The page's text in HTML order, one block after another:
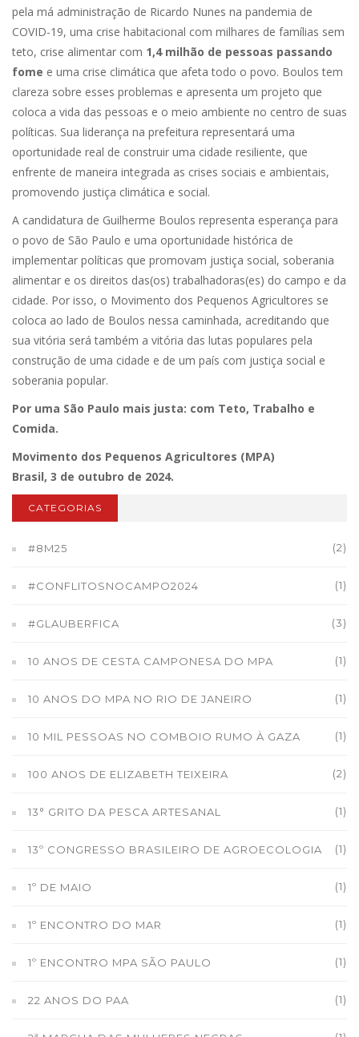
pela má administração de Ricardo Nunes na pandemia de
COVID-19, uma crise habitacional com milhares de famílias sem
teto, crise alimentar com 1,4 milhão de pessoas passando
fome e uma crise climática que afeta todo o povo. Boulos tem
clareza sobre esses problemas e apresenta um projeto que
coloca a vida das pessoas e o meio ambiente no centro de suas
políticas. Sua liderança na prefeitura representará uma
oportunidade real de construir uma cidade resiliente, que
enfrente de maneira integrada as crises sociais e ambientais,
promovendo justiça climática e social.
A candidatura de Guilherme Boulos representa esperança para
o povo de São Paulo e uma oportunidade histórica de
implementar políticas que promovam justiça social, soberania
alimentar e os direitos das(os) trabalhadoras(es) do campo e da
cidade. Por isso, o Movimento dos Pequenos Agricultores se
coloca ao lado de Boulos nessa caminhada, acreditando que
sua vitória será também a vitória das lutas populares pela
construção de uma cidade e de um país com justiça social e
soberania popular.
Por uma São Paulo mais justa: com Teto, Trabalho e
Comida.
Movimento dos Pequenos Agricultores (MPA)
Brasil, 3 de outubro de 2024.
CATEGORIAS
#8M25 (2)
#CONFLITOSNOCAMPO2024 (1)
#GLAUBERFICA (3)
10 ANOS DE CESTA CAMPONESA DO MPA (1)
10 ANOS DO MPA NO RIO DE JANEIRO (1)
10 MIL PESSOAS NO COMBOIO RUMO À GAZA (1)
100 ANOS DE ELIZABETH TEIXEIRA (2)
13° GRITO DA PESCA ARTESANAL (1)
13º CONGRESSO BRASILEIRO DE AGROECOLOGIA (1)
1º DE MAIO (1)
1º ENCONTRO DO MAR (1)
1º ENCONTRO MPA SÃO PAULO (1)
22 ANOS DO PAA (1)